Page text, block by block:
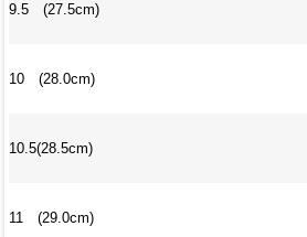
9.5 (27.5cm)
10 (28.0cm)
10.5(28.5cm)
11 (29.0cm)